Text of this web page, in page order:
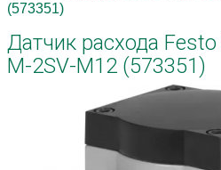
(573351)
Датчик расхода
M-2SV-M12 (573351)